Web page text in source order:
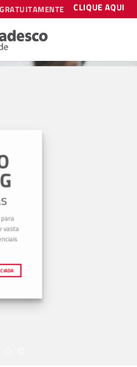
CLIQUE AQUI
para
vasta